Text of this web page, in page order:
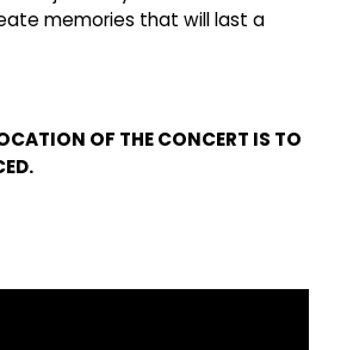
memories that will last a
OF THE CONCERT IS TO